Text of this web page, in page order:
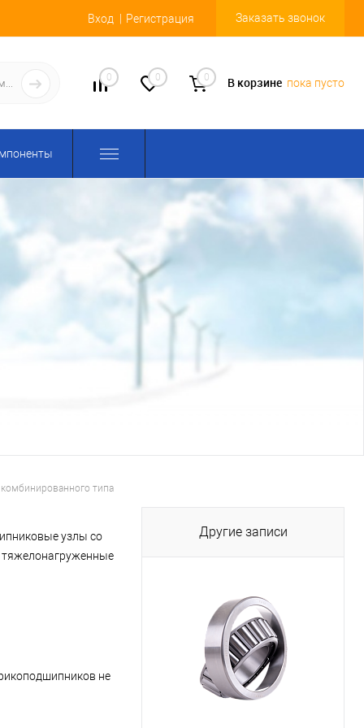
Вход Регистрация Заказать звонок
0 0 0 В корзине пока пусто
типа
узлы со
тяжелонагруженные
не
Другие записи